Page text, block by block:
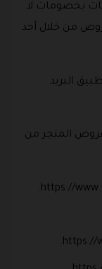
بخصومات لا
من خلال أحد
البريد
المتجر من